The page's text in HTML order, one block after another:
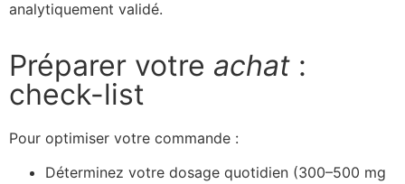
analytiquement validé.
Préparer votre achat :
check-list
Pour optimiser votre commande :
Déterminez votre dosage quotidien (300–500 mg